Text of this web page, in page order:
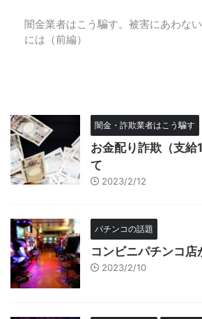
闇金業者はこう騙す。被害にあわな
には（前編）
闇金・詐欺業者はこう騙す
お金配り詐欺（支
て
2023/2/12
パチンコの話題
コンビニパチンコ店
2023/2/10